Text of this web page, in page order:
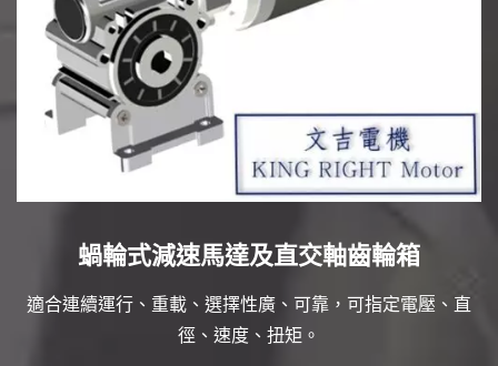
蝸輪式減速馬達及直交軸齒輪箱
適合連續運行、重載、選擇性廣、可靠，可指定電壓、直
徑、速度、扭矩。